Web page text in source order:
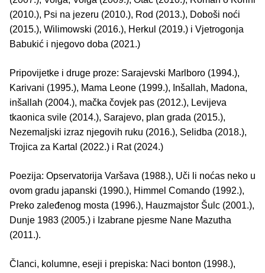
(2010.), Psi na jezeru (2010.), Rod (2013.), Doboši noći
(2015.), Wilimowski (2016.), Herkul (2019.) i Vjetrogonja
Babukić i njegovo doba (2021.)
Pripovijetke i druge proze: Sarajevski Marlboro (1994.),
Karivani (1995.), Mama Leone (1999.), Inšallah, Madona,
inšallah (2004.), mačka čovjek pas (2012.), Levijeva
tkaonica svile (2014.), Sarajevo, plan grada (2015.),
Nezemaljski izraz njegovih ruku (2016.), Selidba (2018.),
Trojica za Kartal (2022.) i Rat (2024.)
Poezija: Opservatorija Varšava (1988.), Uči li noćas neko u
ovom gradu japanski (1990.), Himmel Comando (1992.),
Preko zaleđenog mosta (1996.), Hauzmajstor Šulc (2001.),
Dunje 1983 (2005.) i Izabrane pjesme Nane Mazutha
(2011.).
Članci, kolumne, eseji i prepiska: Naci bonton (1998.),